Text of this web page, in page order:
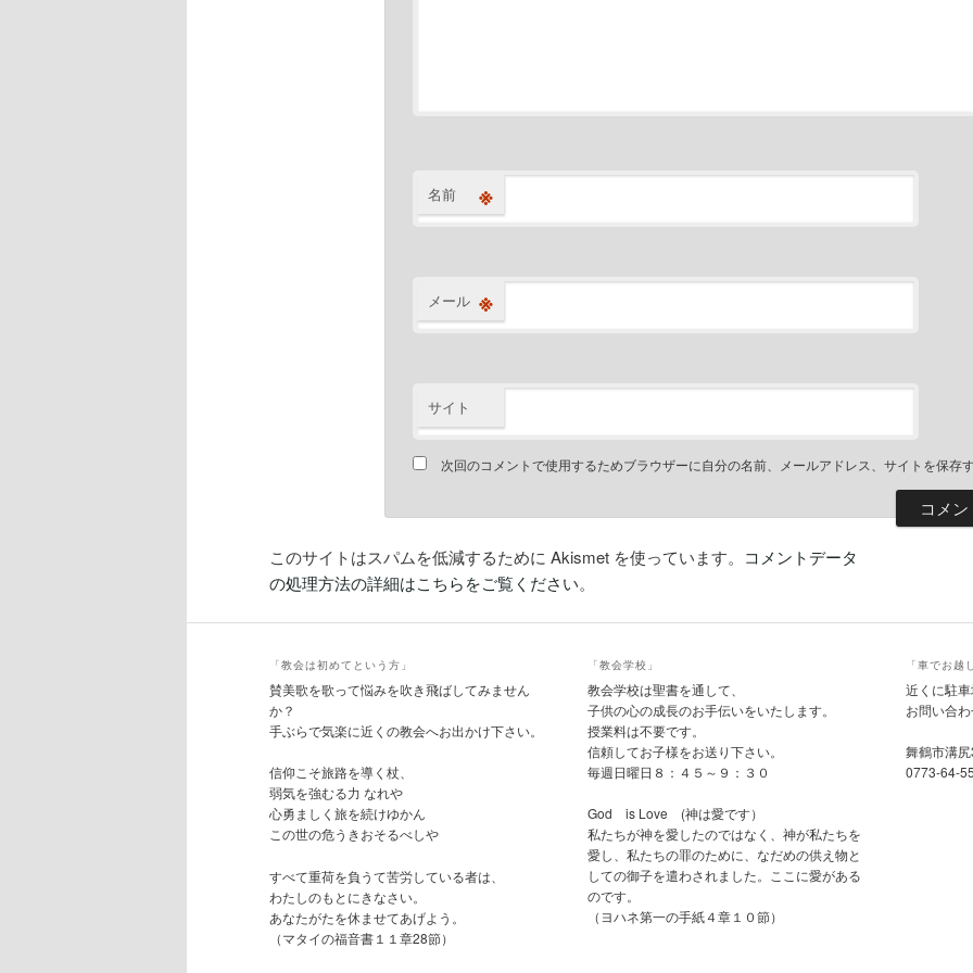
名前 ※
メール ※
サイト
次回のコメントで使用するためブラウザーに自分の名前、メールアドレス、サイトを保存
このサイトはスパムを低減するために Akismet を使っています。 コメントデータ
の処理方法の詳細はこちらをご覧ください。
「教会は初めてという方」
賛美歌を歌って悩みを吹き飛ばしてみません
か？
手ぶらで気楽に近くの教会へお出かけ下さい。
信仰こそ旅路を導く杖、
弱気を強むる力 なれや
心勇ましく旅を続けゆかん
この世の危うきおそるべしや
すべて重荷を負うて苦労している者は、
わたしのもとにきなさい。
あなたがたを休ませてあげよう。
（マタイの福音書１１章28節）
「教会学校」
教会学校は聖書を通して、
子供の心の成長のお手伝いをいたします。
授業料は不要です。
信頼してお子様をお送り下さい。
毎週日曜日８：４５～９：３０
God is Love (神は愛です）
私たちが神を愛したのではなく、神が私たちを
愛し、私たちの罪のために、なだめの供え物と
しての御子を遣わされました。ここに愛がある
のです。
（ヨハネ第一の手紙４章１０節）
「車でお越
近くに駐
お問い合
舞鶴市溝
0773-64-